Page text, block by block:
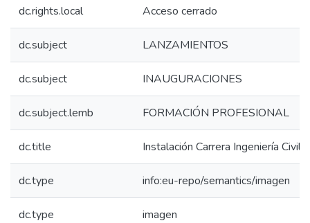
dc.rights.local Acceso cerrado
dc.subject LANZAMIENTOS
dc.subject INAUGURACIONES
dc.subject.lemb FORMACIÓN PROFESIONAL
dc.title Instalación Carrera Ingeniería Civil
dc.type info:eu-repo/semantics/imagen
dc.type imagen